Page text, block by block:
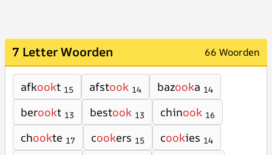
7 Letter Woorden 66 Woorden
afkookt 15 afstook 14 bazooka 14
berookt 13 bestook 13 chinook 16
chookte 17 cookers 15 cookies 14